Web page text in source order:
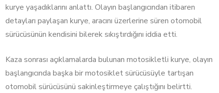
kurye yaşadıklarını anlattı. Olayın başlangıcından itibaren
detayları paylaşan kurye, aracını üzerlerine süren otomobil
sürücüsünün kendisini bilerek sıkıştırdığını iddia etti.
Kaza sonrası açıklamalarda bulunan motosikletli kurye, olayın
başlangıcında başka bir motosiklet sürücüsüyle tartışan
otomobil sürücüsünü sakinleştirmeye çalıştığını belirtti.